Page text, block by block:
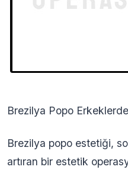
Brezilya Popo
Brezilya popo estetiği,
artıran bir estetik